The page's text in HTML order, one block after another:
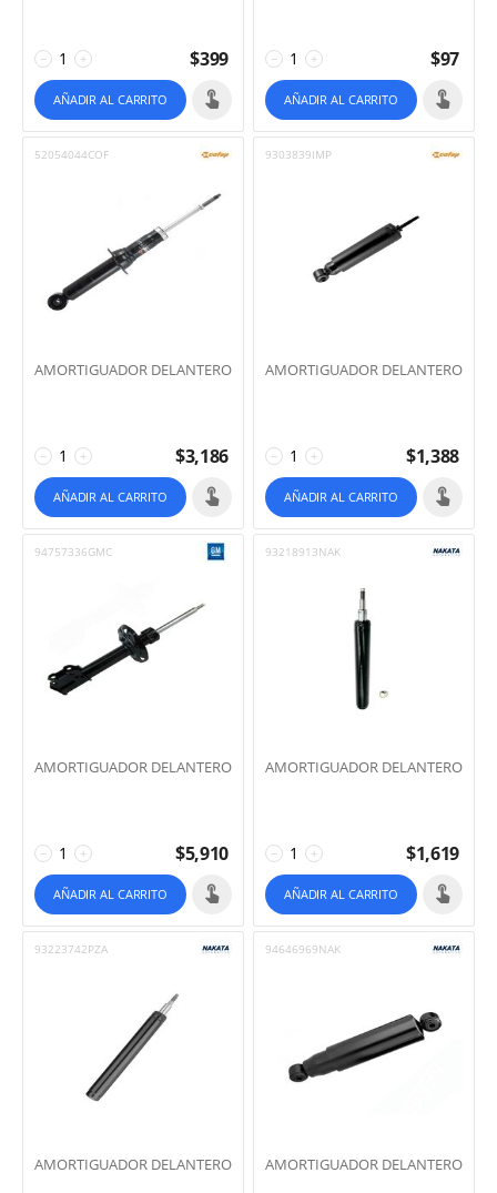
+
− $399
AÑADIR AL CARRITO
+
− $97
AÑADIR AL CARRITO
52054044COF
AMORTIGUADOR DELANTERO
+
− $3,186
AÑADIR AL CARRITO
9303839IMP
AMORTIGUADOR DELANTERO
+
− $1,388
AÑADIR AL CARRITO
94757336GMC
AMORTIGUADOR DELANTERO
+
− $5,910
AÑADIR AL CARRITO
93218913NAK
AMORTIGUADOR DELANTERO
+
− $1,619
AÑADIR AL CARRITO
93223742PZA
AMORTIGUADOR DELANTERO
94646969NAK
AMORTIGUADOR DELANTERO